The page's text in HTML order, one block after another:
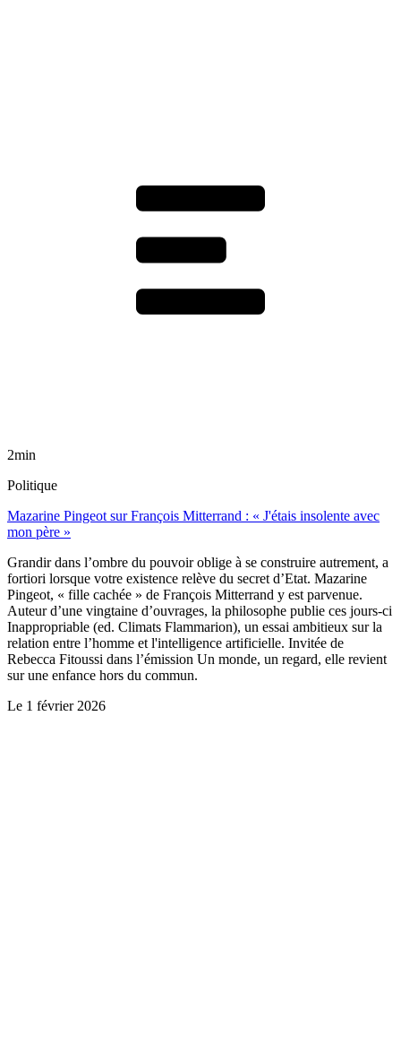
2min
Politique
Mazarine Pingeot sur François Mitterrand : « J'étais insolente avec
mon père »
Grandir dans l’ombre du pouvoir oblige à se construire autrement, a
fortiori lorsque votre existence relève du secret d’Etat. Mazarine
Pingeot, « fille cachée » de François Mitterrand y est parvenue.
Auteur d’une vingtaine d’ouvrages, la philosophe publie ces jours-ci
Inappropriable (ed. Climats Flammarion), un essai ambitieux sur la
relation entre l’homme et l'intelligence artificielle. Invitée de
Rebecca Fitoussi dans l’émission Un monde, un regard, elle revient
sur une enfance hors du commun.
Le 1 février 2026